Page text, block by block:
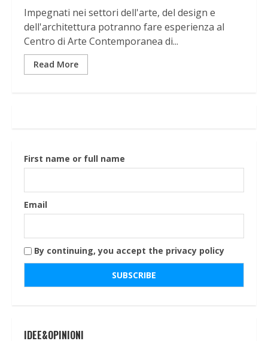
Impegnati nei settori dell'arte, del design e
dell'architettura potranno fare esperienza al
Centro di Arte Contemporanea di...
Read More
First name or full name
Email
By continuing, you accept the privacy policy
IDEE&OPINIONI